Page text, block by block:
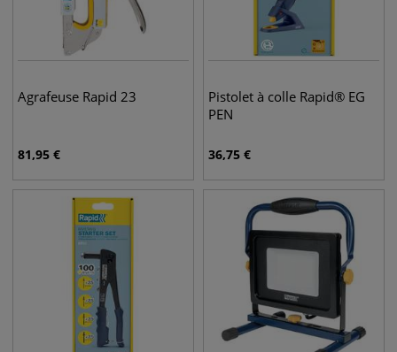
Agrafeuse Rapid 23
81,95 €
Pistolet à colle Rapid® EG
PEN
36,75 €